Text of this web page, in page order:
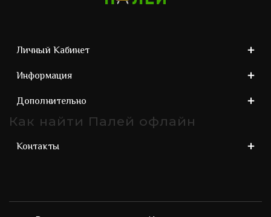
Личный Кабинет
Информация
Дополнительно
Как найти Палей офлайн
Контакты